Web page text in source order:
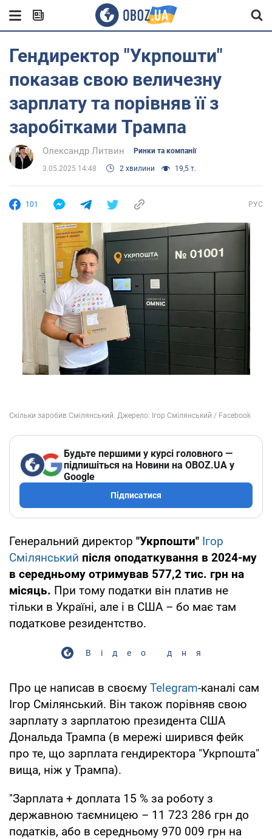
Гендиректор "Укрпошти"
показав свою величезну
зарплату та порівняв її з
заробітками Трампа
Олександр Литвин Ринки та компанії
3.05.2025 14:48 2 хвилини 19,5 т.
101 РУС
Будьте першими у курсі головного —
підпишіться на Новини на OBOZ.UA у
Google
Підписатися
Генеральний директор "Укрпошти" Ігор
Смілянський після оподаткування в 2024-му
в середньому отримував 577,2 тис. грн на
місяць. При тому податки він платив не
тільки в Україні, але і в США – бо має там
податкове резидентство.
Відео дня
Про це написав в своєму Telegram-каналі сам
Ігор Смілянський. Він також порівняв свою
зарплату з зарплатою президента США
Дональда Трампа (в мережі ширився фейк
про те, що зарплата гендиректора "Укрпошта"
вища, ніж у Трампа).
"Зарплата + доплата 15 % за роботу з
державною таємницею – 11 723 286 грн до
податків, або в середньому 970 009 грн на